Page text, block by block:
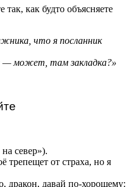
как будто объясняете
что я посланник
— может, там закладка?»
север»).
трепещет от страха, но я
дракон, давай по-хорошему: